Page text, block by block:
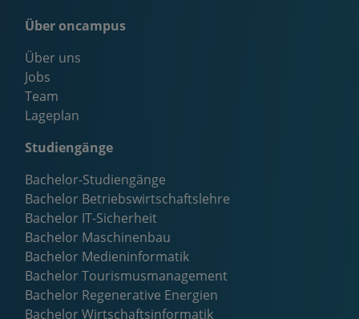
Über oncampus
Über uns
Jobs
Team
Lageplan
Studiengänge
Bachelor-Studiengänge
Bachelor Betriebswirtschaftslehre
Bachelor IT-Sicherheit
Bachelor Maschinenbau
Bachelor Medieninformatik
Bachelor Tourismusmanagement
Bachelor Regenerative Energien
Bachelor Wirtschaftsinformatik